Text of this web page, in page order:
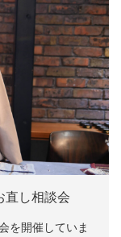
直し相談会
を開催していま